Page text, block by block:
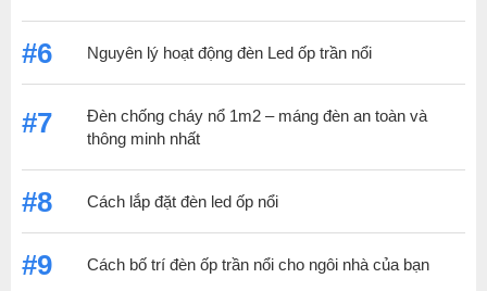
#6 Nguyên lý hoạt động đèn Led ốp trần nổi
#7
Đèn chống cháy nổ 1m2 – máng đèn an toàn và
thông minh nhất
#8 Cách lắp đặt đèn led ốp nổi
#9 Cách bố trí đèn ốp trần nổi cho ngôi nhà của bạn